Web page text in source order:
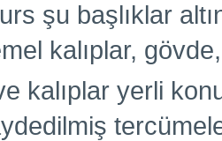
şu başlıklar
kalıplar,
kalıplar yerli